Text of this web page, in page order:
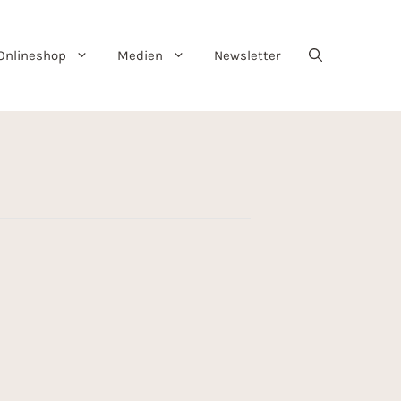
Medien Newsletter